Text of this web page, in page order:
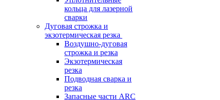
кольца для лазерной
сварки
Дуговая строжка и
экзотермическая резка
Воздушно-дуговая
строжка и резка
Экзотермическая
резка
Подводная сварка и
резка
Запасные части ARC